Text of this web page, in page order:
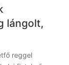
lángolt,
reggel